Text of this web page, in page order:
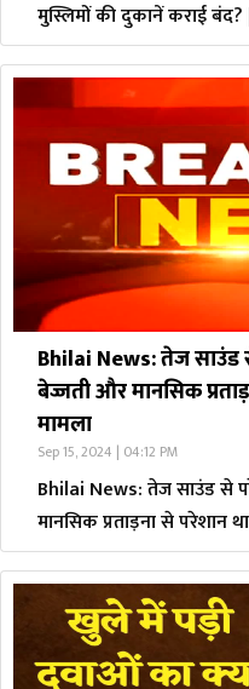
मुस्लिमों की दुकानें कराई बंद?
Bhilai News: तेज साउंड
बेज्जती और मानसिक
मामला
Sep 15, 2024 | 04:12 PM
Bhilai News: तेज साउंड से
मानसिक प्रताड़ना से परेशान